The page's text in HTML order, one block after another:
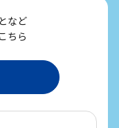
など
ちら